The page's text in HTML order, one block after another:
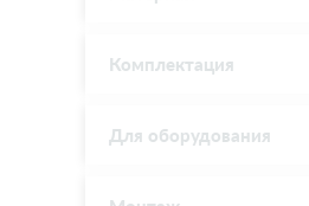
Комплектация
Для оборудования